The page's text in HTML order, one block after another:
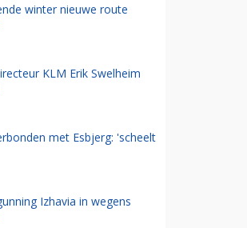
winter nieuwe route
KLM Erik Swelheim
met Esbjerg: 'scheelt
Izhavia in wegens